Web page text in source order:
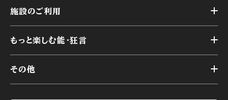
横浜能楽堂が取り組んだ事業
能舞台の歴史と特徴
様々なお客様に向けて
本舞台座席
交通アクセス
アーカイブ
施設のご利用
第二舞台
研修室
楽屋
もっと楽しむ能・狂言
その他